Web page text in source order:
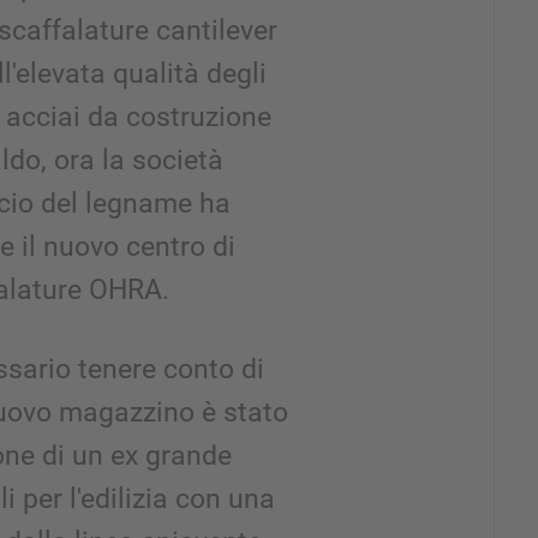
cantilever
qualità degli
da costruzione
ora la società
del legname ha
il nuovo centro di
OHRA.
tenere conto di
magazzino è stato
di un ex grande
per l'edilizia con una